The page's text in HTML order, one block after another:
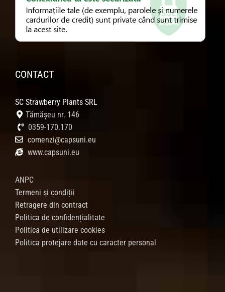
CONTACT
SC Strawberry Plants SRL
Tămășeu nr. 146
0359-170.170
comenzi@capsuni.eu
www.capsuni.eu
ANPC
Termeni și condiții
Retragere din contract
Politica de confidențialitate
Politica de utilizare cookies
Politica protejare date cu caracter personal